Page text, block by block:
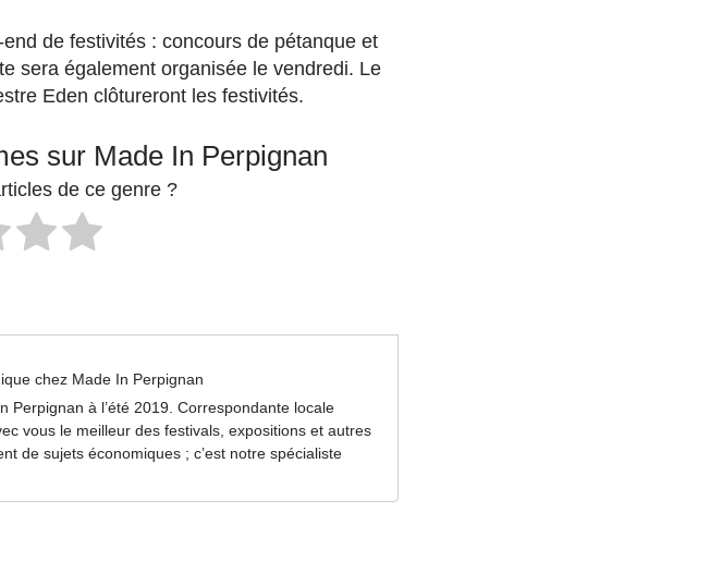
de festivités : concours de pétanque et
sera également organisée le vendredi. Le
Eden clôtureront les festivités.
sur Made In Perpignan
de ce genre ?
chez Made In Perpignan
Perpignan à l’été 2019. Correspondante locale
vous le meilleur des festivals, expositions et autres
de sujets économiques ; c’est notre spécialiste